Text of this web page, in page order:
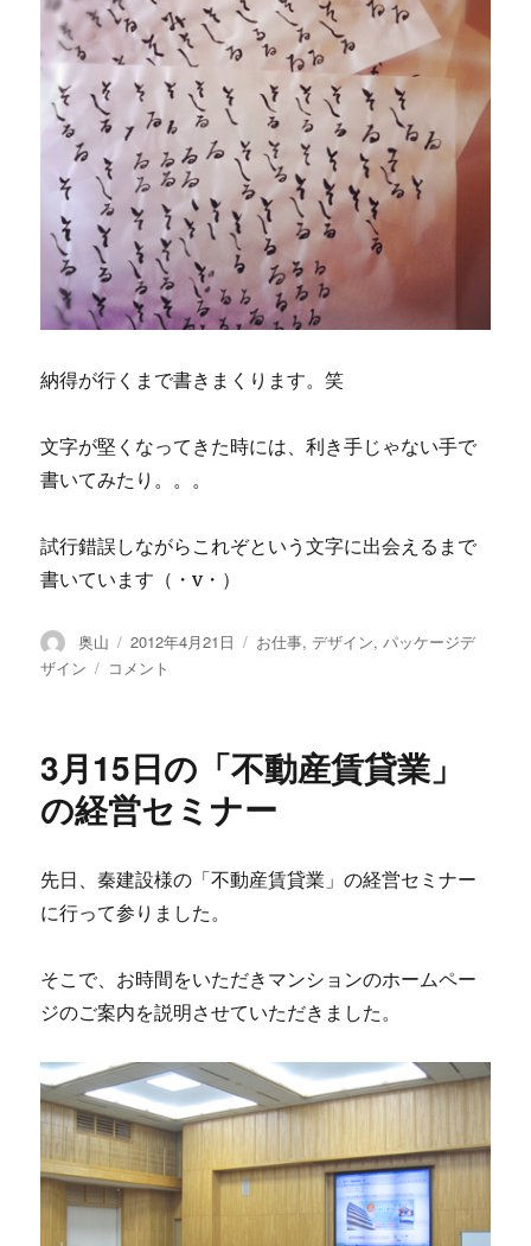
納得が行くまで書きまくります。笑
文字が堅くなってきた時には、利き手じゃない手で
書いてみたり。。。
試行錯誤しながらこれぞという文字に出会えるまで
書いています（・v・）
投
稿
奥山
投
稿
2012年4月21日
カ
お仕事,デザイン,パッケージデ
ザイン
デ
に
あ
た
か
み
を
コメント
3月15日の「不動産賃貸業」
の経営セミナー
先日、秦建設様の「不動産賃貸業」の経営セミナー
に行って参りました。
そこで、お時間をいただきマンションのホームペー
ジのご案内を説明させていただきました。